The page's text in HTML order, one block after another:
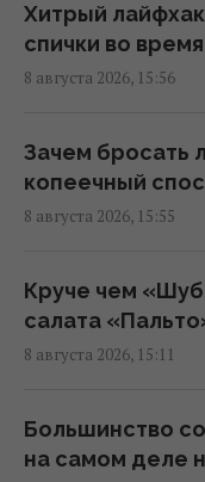
На
500 домиков
Рыб выпустили
дома: через два
Выглядит
мастером
Хитрый
спички во
8 августа 2026, 15:56
Зачем бросать
копеечный
8 августа 2026, 15:55
Круче чем
салата
8 августа 2026, 15:11
Большинство
на самом деле